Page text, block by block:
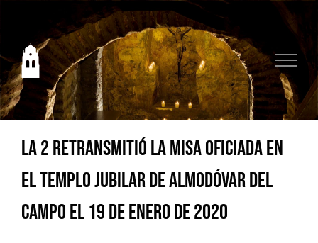
contenido
La 2 retransmitió la misa oficiada en
el templo jubilar de Almodóvar del
Campo el 19 de enero de 2020